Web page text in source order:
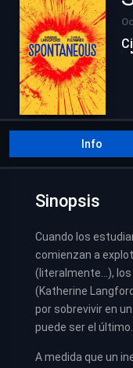
Info
Sinopsis
Cuando los
comienzan a
(literalmente…),
(Katherine
por sobrevivir en
puede ser el último.
A medida que un